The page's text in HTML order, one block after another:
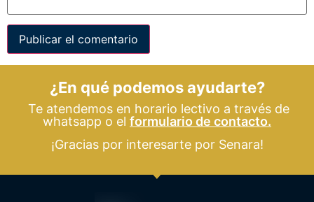
¿En qué podemos ayudarte?
Te atendemos en horario lectivo a través de
whatsapp o el formulario de contacto.
¡Gracias por interesarte por Senara!